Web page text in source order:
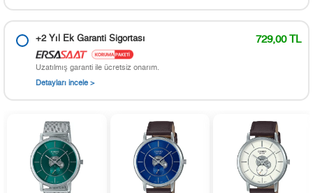
+2 Yıl Ek Garanti Sigortası 729,00 TL
Uzatılmış garanti ile ücretsiz onarım.
Detayları incele >